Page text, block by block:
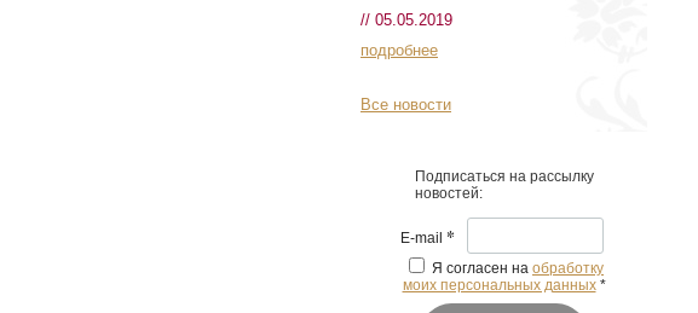
// 05.05.2019
подробнее
Все новости
Подписаться на рассылку
новостей:
E-mail *
Я согласен на обработку
моих персональных данных *